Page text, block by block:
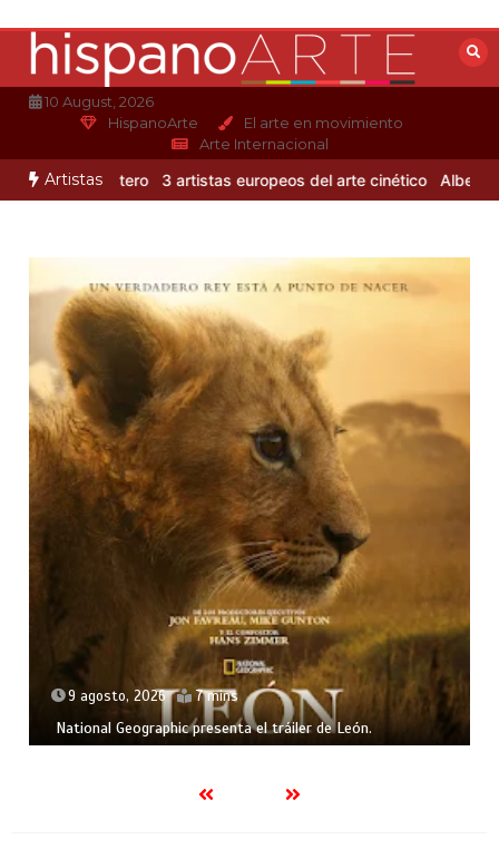
contenido
10 August, 2026
HispanoArte
El arte en movimiento
Arte Internacional
Artistas
Otero 3 artistas europeos del arte cinético Albert
9 agosto, 2026 7 mins
National Geographic presenta el tráiler de León.